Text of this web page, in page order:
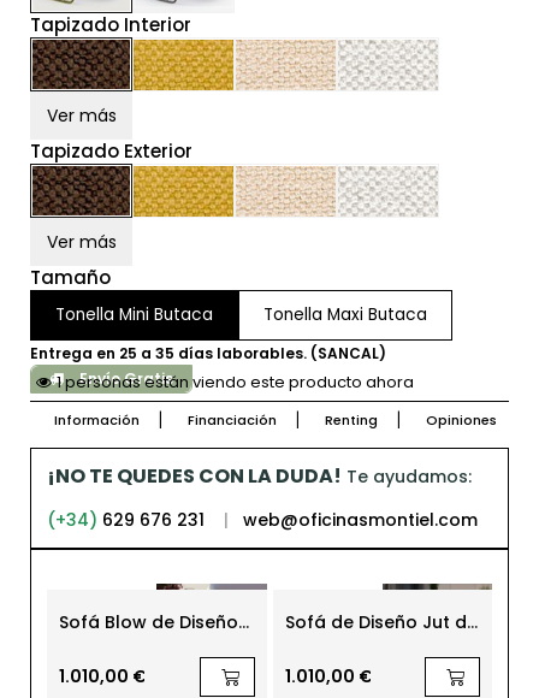
Tapizado Interior
Ver más
Tapizado Exterior
Ver más
Tamaño
Tonella Mini Butaca Tonella Maxi Butaca
Entrega en 25 a 35 días laborables. (SANCAL)
Envío Gratis
1 personas están viendo este producto ahora
Información Financiación Renting Opiniones
¡NO TE QUEDES CON LA DUDA! Te ayudamos:
(+34) 629 676 231 | web@oficinasmontiel.com
Sofá Blow de Diseño
1.010,00 €
Sofá de Diseño Jut de
1.010,00 €